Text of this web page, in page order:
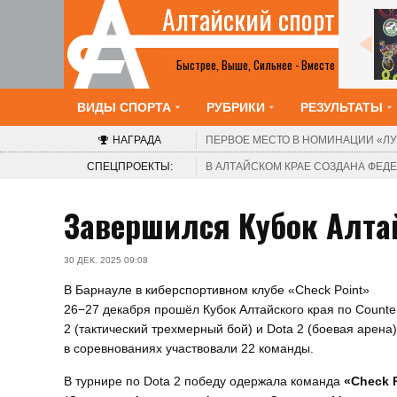
Быстрее, Выше, Сильнее - Вместе
Алтайский спорт
Все анонсы
ВИДЫ СПОРТА РУБРИКИ РЕЗУЛЬТАТЫ
НАГРАДА ПЕРВОЕ МЕСТО В НОМИНАЦИИ
СПЕЦПРОЕКТЫ: В АЛТАЙСКОМ КРАЕ СОЗДАНА
Завершился Кубок
30 ДЕК. 2025 09:08
В Барнауле в киберспортивном клубе «Check Point»
26−27 декабря прошёл Кубок Алтайского края по
2 (тактический трехмерный бой) и Dota 2 (боевая
в соревнованиях участвовали 22 команды.
В турнире по Dota 2 победу одержала команда «Check